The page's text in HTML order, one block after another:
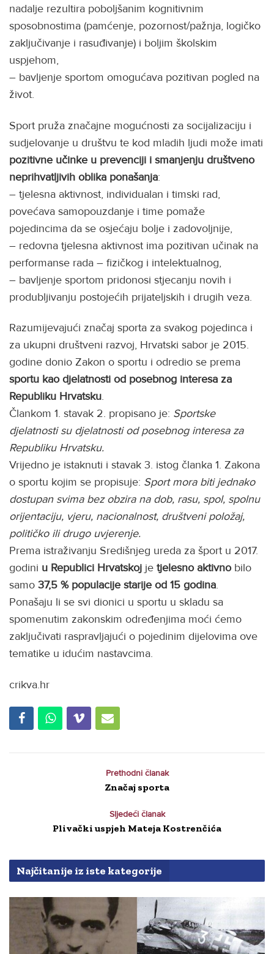
nadalje rezultira poboljšanim kognitivnim
sposobnostima (pamćenje, pozornost/pažnja, logičko
zaključivanje i rasuđivanje) i boljim školskim
uspjehom,
– bavljenje sportom omogućava pozitivan pogled na
život.
Sport pruža značajne mogućnosti za socijalizaciju i
sudjelovanje u društvu te kod mladih ljudi može imati
pozitivne učinke u prevenciji i smanjenju društveno
neprihvatljivih oblika ponašanja:
– tjelesna aktivnost, individualan i timski rad,
povećava samopouzdanje i time pomaže
pojedincima da se osjećaju bolje i zadovoljnije,
– redovna tjelesna aktivnost ima pozitivan učinak na
performanse rada – fizičkog i intelektualnog,
– bavljenje sportom pridonosi stjecanju novih i
produbljivanju postojećih prijateljskih i drugih veza.
Razumijevajući značaj sporta za svakog pojedinca i
za ukupni društveni razvoj, Hrvatski sabor je 2015.
godine donio Zakon o sportu i odredio se prema
sportu kao djelatnosti od posebnog interesa za
Republiku Hrvatsku.
Člankom 1. stavak 2. propisano je: Sportske
djelatnosti su djelatnosti od posebnog interesa za
Republiku Hrvatsku.
Vrijedno je istaknuti i stavak 3. istog članka 1. Zakona
o sportu kojim se propisuje: Sport mora biti jednako
dostupan svima bez obzira na dob, rasu, spol, spolnu
orijentaciju, vjeru, nacionalnost, društveni položaj,
političko ili drugo uvjerenje.
Prema istraživanju Središnjeg ureda za šport u 2017.
godini u Republici Hrvatskoj je tjelesno aktivnobilo
samo 37,5 % populacije starije od 15 godina.
Ponašaju li se svi dionici u sportu u skladu sa
spomenutim zakonskim određenjima moći ćemo
zaključivati raspravljajući o pojedinim dijelovima ove
tematike u idućim nastavcima.
crikva.hr
Prethodni članak
Značaj sporta
Sljedeći članak
Plivački uspjeh Mateja Kostrenčića
Najčitanije iz iste kategorije